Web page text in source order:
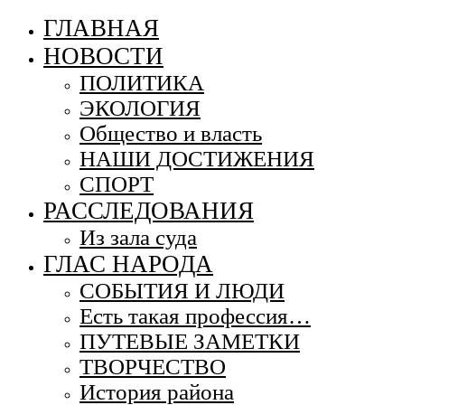
ГЛАВНАЯ
НОВОСТИ
ПОЛИТИКА
ЭКОЛОГИЯ
Общество и власть
НАШИ ДОСТИЖЕНИЯ
СПОРТ
РАССЛЕДОВАНИЯ
Из зала суда
ГЛАС НАРОДА
СОБЫТИЯ И ЛЮДИ
Есть такая профессия…
ПУТЕВЫЕ ЗАМЕТКИ
ТВОРЧЕСТВО
История района